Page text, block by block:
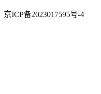
京ICP备2023017595号-4